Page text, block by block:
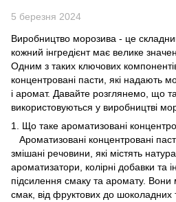
5 березня 2024
Виробництво морозива - це
кожний інгредієнт має велике
Одним з таких ключових
концентровані пасти, які надають
і аромат. Давайте розглянемо, що
використовуються у виробництві
1. Що таке ароматизовані
Ароматизовані концентровані
змішані речовини, які містять
ароматизатори, колірні добавки та
підсилення смаку та аромату. Вони
смак, від фруктових до шоколадних